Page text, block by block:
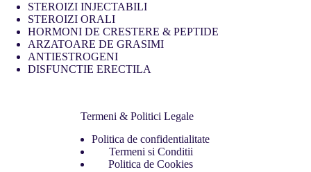
STEROIZI INJECTABILI
STEROIZI ORALI
HORMONI DE CRESTERE & PEPTIDE
ARZATOARE DE GRASIMI
ANTIESTROGENI
DISFUNCTIE ERECTILA
Termeni & Politici Legale
Politica de confidentialitate
Termeni si Conditii
Politica de Cookies